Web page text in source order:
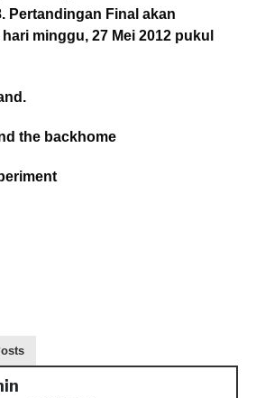
Pertandingan Final akan
minggu, 27 Mei 2012 pukul
the backhome